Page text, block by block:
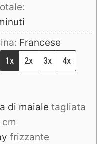
Francese
1x 2x 3x 4x
di maiale tagliata
frizzante